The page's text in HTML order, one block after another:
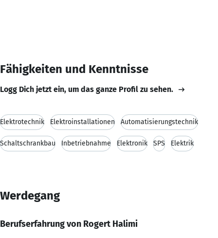
Fähigkeiten und Kenntnisse
Logg Dich jetzt ein, um das ganze Profil zu sehen.
Elektrotechnik Elektroinstallationen Automatisierungstechnik
Schaltschrankbau Inbetriebnahme Elektronik SPS Elektrik
Werdegang
Berufserfahrung von Rogert Halimi